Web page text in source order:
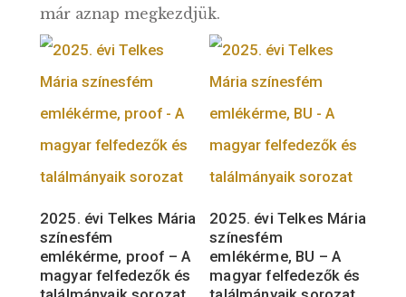
rendszertől, az emlékérme személyes
átvételére 2025. december 12-én 8 órától
valamint az előjegyzések postázását is
már aznap megkezdjük.